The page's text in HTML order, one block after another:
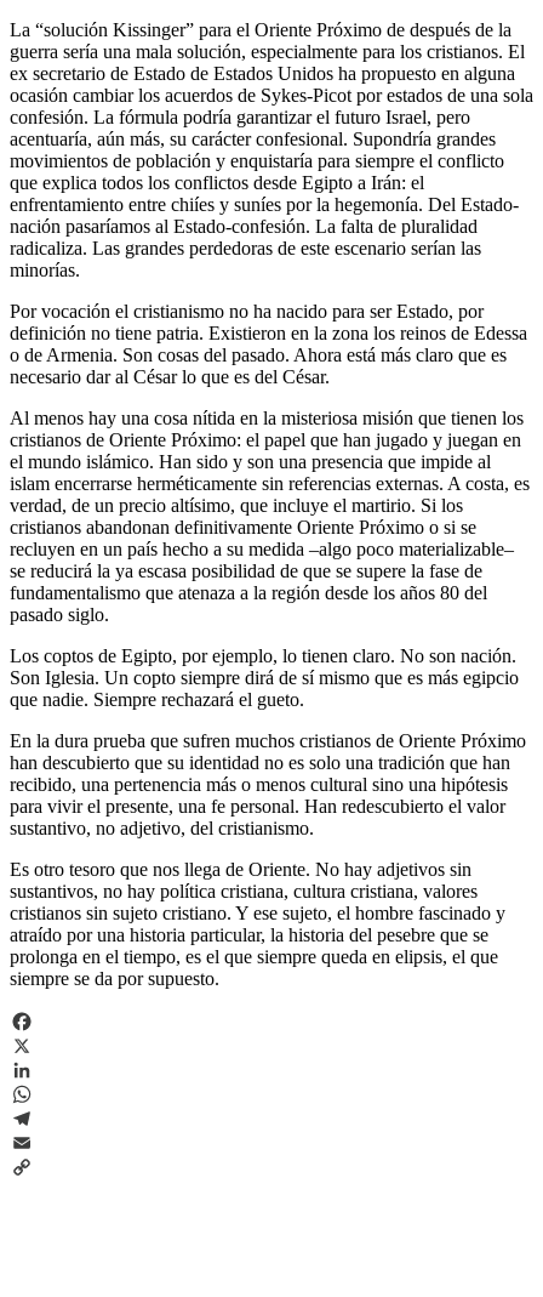
La “solución Kissinger” para el Oriente Próximo de después de la
guerra sería una mala solución, especialmente para los cristianos. El
ex secretario de Estado de Estados Unidos ha propuesto en alguna
ocasión cambiar los acuerdos de Sykes-Picot por estados de una sola
confesión. La fórmula podría garantizar el futuro Israel, pero
acentuaría, aún más, su carácter confesional. Supondría grandes
movimientos de población y enquistaría para siempre el conflicto
que explica todos los conflictos desde Egipto a Irán: el
enfrentamiento entre chiíes y suníes por la hegemonía. Del Estado-
nación pasaríamos al Estado-confesión. La falta de pluralidad
radicaliza. Las grandes perdedoras de este escenario serían las
minorías.
Por vocación el cristianismo no ha nacido para ser Estado, por
definición no tiene patria. Existieron en la zona los reinos de Edessa
o de Armenia. Son cosas del pasado. Ahora está más claro que es
necesario dar al César lo que es del César.
Al menos hay una cosa nítida en la misteriosa misión que tienen los
cristianos de Oriente Próximo: el papel que han jugado y juegan en
el mundo islámico. Han sido y son una presencia que impide al
islam encerrarse herméticamente sin referencias externas. A costa, es
verdad, de un precio altísimo, que incluye el martirio. Si los
cristianos abandonan definitivamente Oriente Próximo o si se
recluyen en un país hecho a su medida –algo poco materializable–
se reducirá la ya escasa posibilidad de que se supere la fase de
fundamentalismo que atenaza a la región desde los años 80 del
pasado siglo.
Los coptos de Egipto, por ejemplo, lo tienen claro. No son nación.
Son Iglesia. Un copto siempre dirá de sí mismo que es más egipcio
que nadie. Siempre rechazará el gueto.
En la dura prueba que sufren muchos cristianos de Oriente Próximo
han descubierto que su identidad no es solo una tradición que han
recibido, una pertenencia más o menos cultural sino una hipótesis
para vivir el presente, una fe personal. Han redescubierto el valor
sustantivo, no adjetivo, del cristianismo.
Es otro tesoro que nos llega de Oriente. No hay adjetivos sin
sustantivos, no hay política cristiana, cultura cristiana, valores
cristianos sin sujeto cristiano. Y ese sujeto, el hombre fascinado y
atraído por una historia particular, la historia del pesebre que se
prolonga en el tiempo, es el que siempre queda en elipsis, el que
siempre se da por supuesto.
Facebook
X
LinkedIn
WhatsApp
Telegram
Email